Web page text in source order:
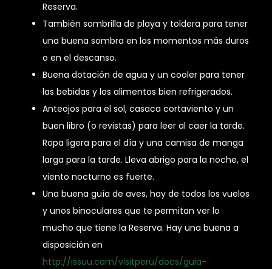
Reserva.
También sombrilla de playa y toldera para tener
una buena sombra en los momentos más duros
o en el descanso.
Buena dotación de agua y un cooler para tener
las bebidas y los alimentos bien refrigerados.
Anteojos para el sol, casaca cortaviento y un
buen libro (o revistas) para leer al caer la tarde.
Ropa ligera para el día y una camisa de manga
larga para la tarde. Lleva abrigo para la noche, el
viento nocturno es fuerte.
Una buena guía de aves, hay de todos los vuelos
y unos binoculares que te permitan ver lo
mucho que tiene la Reserva. Hay una buena a
disposición en
http://issuu.com/visitperu/docs/guia-